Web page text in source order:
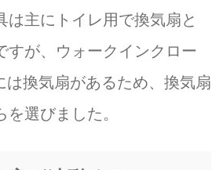
は主にトイレ用で換気扇と
すが、ウォークインクロー
は換気扇があるため、換気扇
選びました。